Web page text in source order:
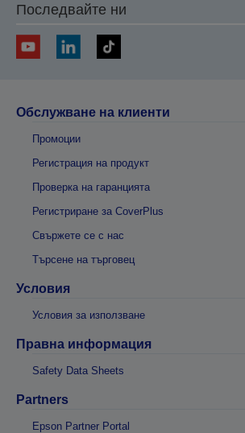
Последвайте ни
Обслужване на клиенти
Промоции
Регистрация на продукт
Проверка на гаранцията
Регистриране за CoverPlus
Свържете се с нас
Търсене на търговец
Условия
Условия за използване
Правна информация
Safety Data Sheets
Partners
Epson Partner Portal